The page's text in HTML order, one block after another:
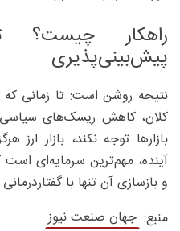
راهکار چیست؟
پیش‌بینی‌پذیری
نتیجه روشن است: تا زمانی که
کلان، کاهش ریسک‌های
بازارها توجه نکند، بازار ارز
آینده، مهم‌ترین سرمایه‌ای
و بازسازی آن تنها با
منبع: جهان صنعت نیوز